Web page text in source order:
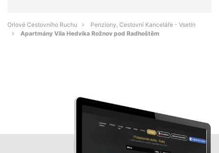
Orlové Cestovního Ruchu
Penziony, Cestovní Kanceláře - Vsetín
Apartmány Vila Hedvika Rožnov pod Radhoštěm